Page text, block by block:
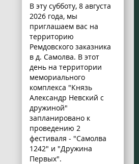
В эту субботу, 8 августа
2026 года, мы
приглашаем вас на
территорию
Ремдовского заказника
в д. Самолва. В этот
день на территории
мемориального
комплекса "Князь
Александр Невский с
дружиной"
запланировано к
проведению 2
фестиваля - "Самолва
1242" и "Дружина
Первых".